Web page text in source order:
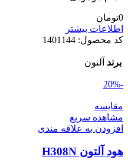
0تومان
اطلاعات بیشتر
کد محصول: 1401144
برند آلتون
-20%
مقایسه
مشاهده سریع
افزودن به علاقه مندی
هود آلتون H308N